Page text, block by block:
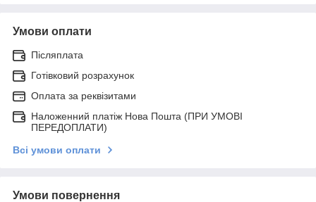
Умови оплати
Післяплата
Готівковий розрахунок
Оплата за реквізитами
Наложенний платіж Нова Пошта (ПРИ УМОВІ
ПЕРЕДОПЛАТИ)
Всі умови оплати
Умови повернення